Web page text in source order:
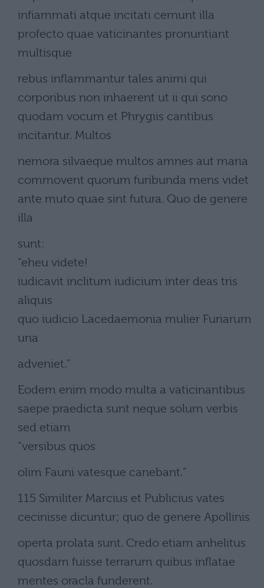
infiammati atque incitati cernunt illa
profecto quae vaticinantes pronuntiant
multisque
rebus inflammantur tales animi qui
corporibus non inhaerent ut ii qui sono
quodam vocum et Phrygiis cantibus
incitantur. Multos
nemora silvaeque multos amnes aut maria
commovent quorum furibunda mens videt
ante muto quae sint futura. Quo de genere
illa
sunt:
“eheu videte!
iudicavit inclitum iudicium inter deas tris
aliquis
quo iudicio Lacedaemonia mulier Furiarum
una
adveniet.”
Eodem enim modo multa a vaticinantibus
saepe praedicta sunt neque solum verbis
sed etiam
“versibus quos
olim Fauni vatesque canebant.”
115 Similiter Marcius et Publicius vates
cecinisse dicuntur; quo de genere Apollinis
operta prolata sunt. Credo etiam anhelitus
quosdam fuisse terrarum quibus inflatae
mentes oracla funderent.